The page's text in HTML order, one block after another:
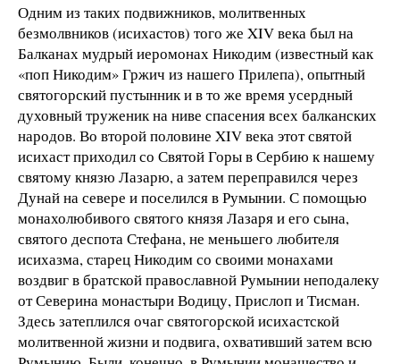
Одним из таких подвижников, молитвенных
безмолвников (исихастов) того же XIV века был на
Балканах мудрый иеромонах Никодим (известный как
«поп Никодим» Гржич из нашего Прилепа), опытный
святогорский пустынник и в то же время усердный
духовный труженик на ниве спасения всех балканских
народов. Во второй половине XIV века этот святой
исихаст приходил со Святой Горы в Сербию к нашему
святому князю Лазарю, а затем переправился через
Дунай на севере и поселился в Румынии. С помощью
монахолюбивого святого князя Лазаря и его сына,
святого деспота Стефана, не меньшего любителя
исихазма, старец Никодим со своими монахами
воздвиг в братской православной Румынии неподалеку
от Северина монастыри Водицу, Прислоп и Тисман.
Здесь затеплился очаг святогорской исихастской
молитвенной жизни и подвига, охвативший затем всю